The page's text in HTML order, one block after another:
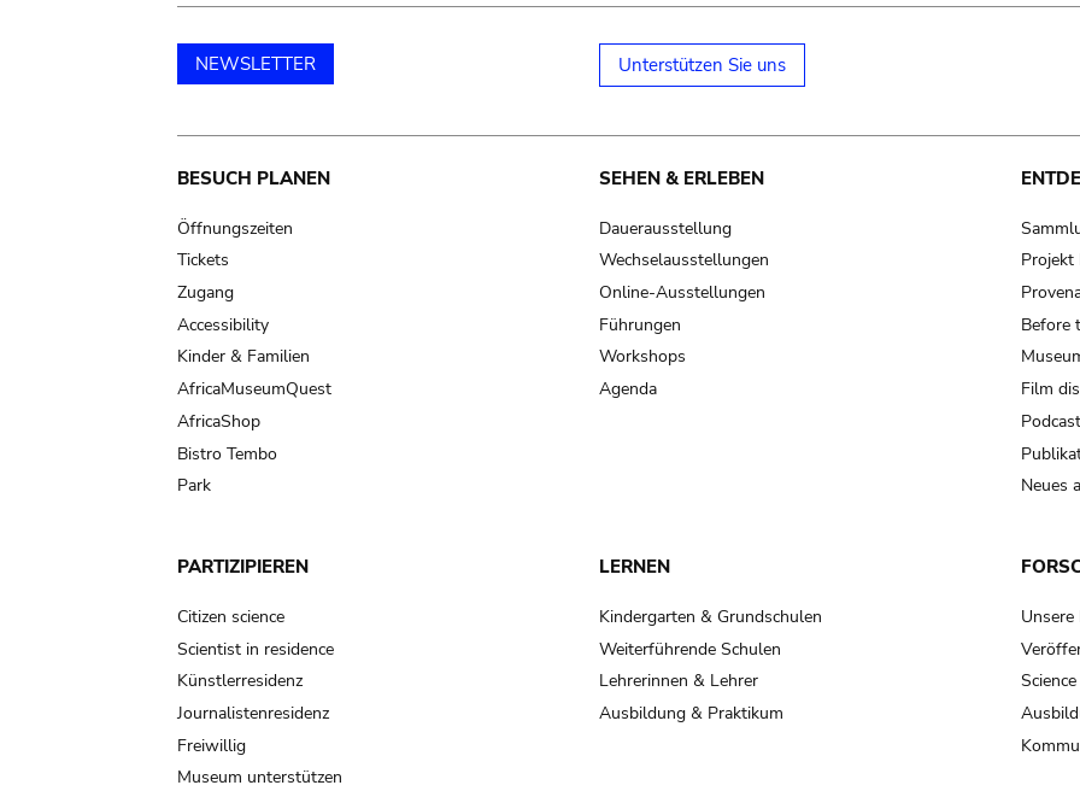
NEWSLETTER Unterstützen Sie uns
Main
navigation
BESUCH PLANEN
Öffnungszeiten
Tickets
Zugang
Accessibility
Kinder & Familien
AfricaMuseumQuest
AfricaShop
Bistro Tembo
Park
SEHEN & ERLEBEN
Dauerausstellung
Wechselausstellungen
Online-Ausstellungen
Führungen
Workshops
Agenda
Projekt
Before
Film
Neues
PARTIZIPIEREN
Citizen science
Scientist in residence
Künstlerresidenz
Journalistenresidenz
Freiwillig
Museum unterstützen
LERNEN
Kindergarten & Grundschulen
Weiterführende Schulen
Lehrerinnen & Lehrer
Ausbildung & Praktikum